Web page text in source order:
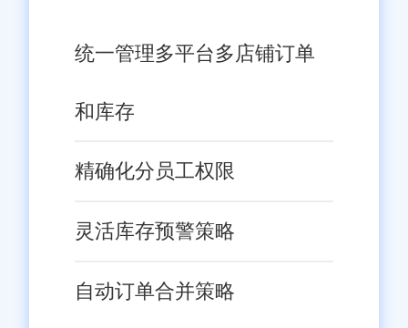
统一管理多平台多店铺订单
和库存
精确化分员工权限
灵活库存预警策略
自动订单合并策略